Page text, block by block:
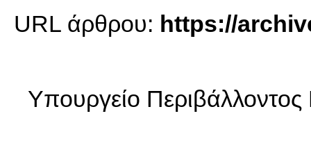
URL άρθρου: https://
Yπουργείο Περιβάλλοντος